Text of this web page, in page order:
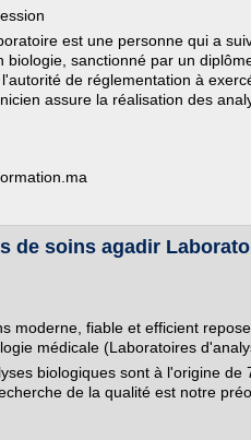
est une personne qui a
biologie, sanctionné par un
de réglementation à
assure la réalisation des
de soins agadir
moderne, fiable et efficient
médicale (Laboratoires
biologiques sont à l'origine de
de la qualité est notre